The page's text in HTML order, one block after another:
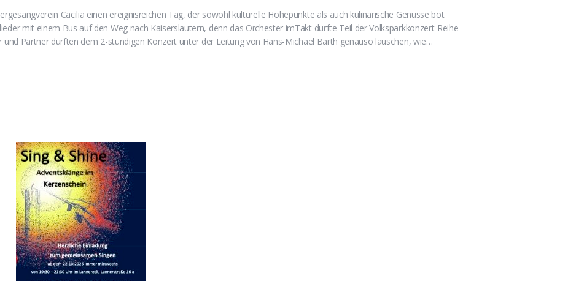
Cäcilia einen ereignisreichen Tag, der sowohl kulturelle Höhepunkte als auch kulinarische Genüsse bot.
mit einem Bus auf den Weg nach Kaiserslautern, denn das Orchester imTakt durfte Teil der Volksparkkonzert-Reihe
und Partner durften dem 2-stündigen Konzert unter der Leitung von Hans-Michael Barth genauso lauschen, wie…